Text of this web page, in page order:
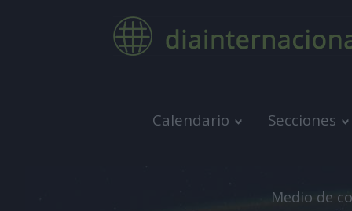
Calendario Secciones
Medio de